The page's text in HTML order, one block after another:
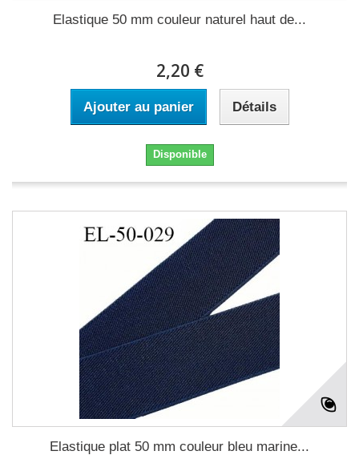
Elastique 50 mm couleur naturel haut de...
2,20 €
Ajouter au panier Détails
Disponible
Elastique plat 50 mm couleur bleu marine...